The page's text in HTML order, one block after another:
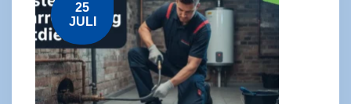
25
JULI